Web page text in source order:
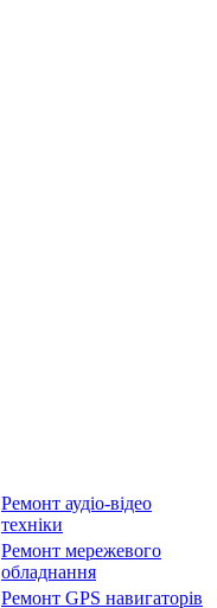
Ремонт аудіо-відео
техніки
Ремонт мережевого
обладнання
Ремонт GPS навигаторів